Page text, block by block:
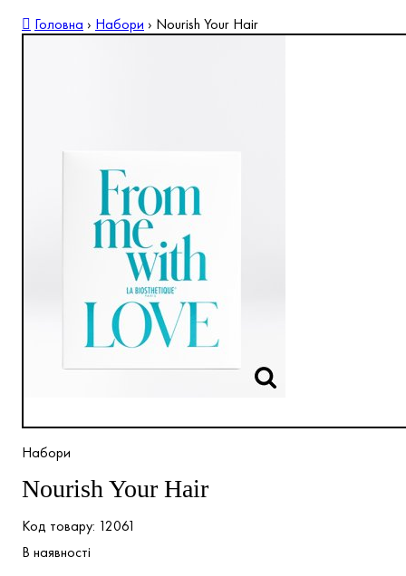
Головна › Набори › Nourish Your Hair
Набори
Nourish Your Hair
12061
В наявності